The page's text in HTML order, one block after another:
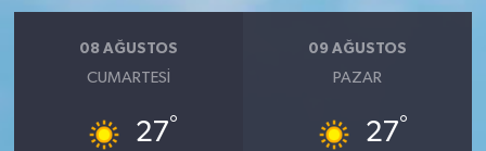
08 AĞUSTOS
CUMARTESI
27°
09 AĞUSTOS
PAZAR
27°